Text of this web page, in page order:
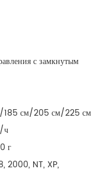
с замкнутым
185 см/205 см/225 см
ч
г
2000, NT, XP,